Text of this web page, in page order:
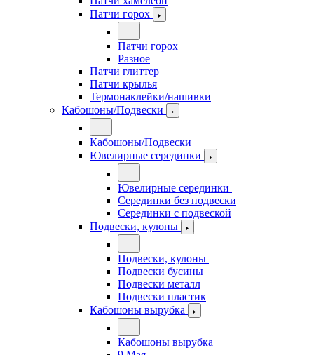
Патчи горох
Патчи горох
Разное
Патчи глиттер
Патчи крылья
Термонаклейки/нашивки
Кабошоны/Подвески
Кабошоны/Подвески
Ювелирные серединки
Ювелирные серединки
Серединки без подвески
Серединки с подвеской
Подвески, кулоны
Подвески, кулоны
Подвески бусины
Подвески металл
Подвески пластик
Кабошоны вырубка
Кабошоны вырубка